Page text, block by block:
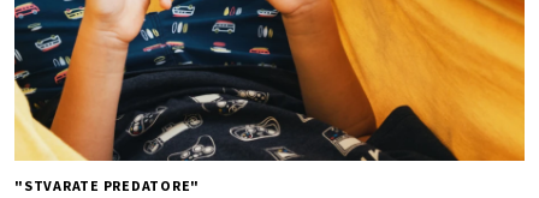
"STVARATE PREDATORE"